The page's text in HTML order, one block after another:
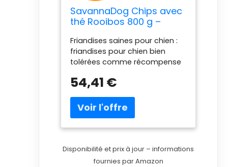
SavannaDog Chips avec
thé Rooibos 800 g –
sans céréales et
hypoallergéniques,
friandises pour chiens
avec viande d'autruche,
friandises pour chien
avec fibres précieuses
Friandises saines pour chien :
friandises pour chien bien
tolérées comme récompense
forte proportion de viande
chiens contiennent de
nombreux minéraux précieux,
des fibres et des antioxydants
de compagnie avec tous les
chiens délicieux : en achetant
54,41 €
Disponibilité et prix à jour – informations
fournies par Amazon